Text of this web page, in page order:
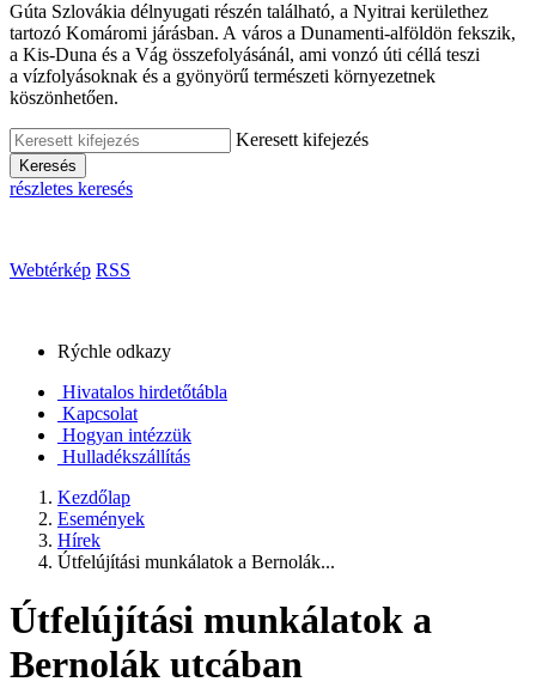
Gúta Szlovákia délnyugati részén található, a Nyitrai kerülethez
tartozó Komáromi járásban. A város a Dunamenti-alföldön fekszik,
a Kis-Duna és a Vág összefolyásánál, ami vonzó úti céllá teszi
a vízfolyásoknak és a gyönyörű természeti környezetnek
köszönhetően.
Keresett kifejezés
Keresés
részletes keresés
Webtérkép RSS
Rýchle odkazy
Hivatalos hirdetőtábla
Kapcsolat
Hogyan intézzük
Hulladékszállítás
Kezdőlap
Események
Hírek
Útfelújítási munkálatok a Bernolák...
Útfelújítási munkálatok a
Bernolák utcában